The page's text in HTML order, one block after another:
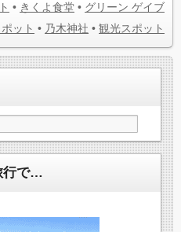
• きくよ食堂 • グリーン ゲイブ
ット • 乃木神社 • 観光スポット
行で…